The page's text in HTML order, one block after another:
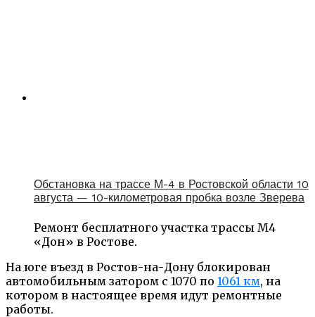
Ремонт бесплатного участка трассы М4
«Дон» в Ростове.
На юге въезд в Ростов-на-Дону блокирован
автомобильным затором с 1070 по 1061 км, на
котором в настоящее время идут ремонтные
работы.
Обстановка на трассе М-4 в Ростовской области 10
августа — 10-километровая пробка возле Зверева